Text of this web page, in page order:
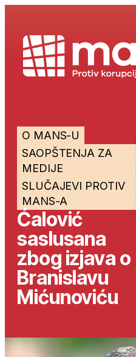
O MANS-U
SAOPŠTENJA ZA
MEDIJE
SLUČAJEVI PROTIV
MANS-A
Ćalović
saslusana
zbog izjava o
Branislavu
Mićunoviću